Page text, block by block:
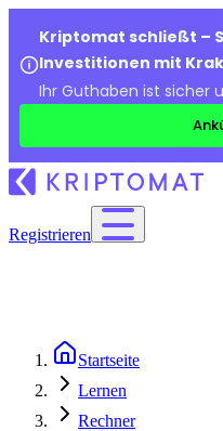
Kriptomat schließt –
Investitionen mit
Ihr Guthaben ist sicher
Registrieren
Startseite
Lernen
Rechner